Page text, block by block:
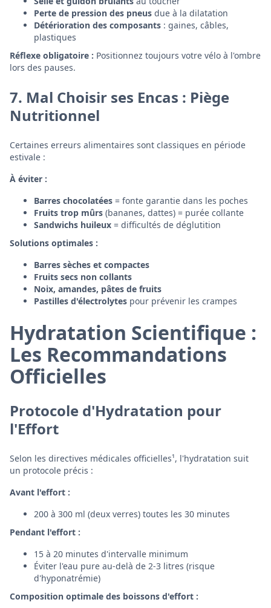
Perte de pression des pneus due à la dilatation
Détérioration des composants : gaines, câbles,
plastiques
Réflexe obligatoire : Positionnez toujours votre vélo à l'ombre
lors des pauses.
7. Mal Choisir ses Encas : Piège
Nutritionnel
Certaines erreurs alimentaires sont classiques en période
estivale :
À éviter :
Barres chocolatées = fonte garantie dans les poches
Fruits trop mûrs (bananes, dattes) = purée collante
Sandwichs huileux = difficultés de déglutition
Solutions optimales :
Barres sèches et compactes
Fruits secs non collants
Noix, amandes, pâtes de fruits
Pastilles d'électrolytes pour prévenir les crampes
Hydratation Scientifique :
Les Recommandations
Officielles
Protocole d'Hydratation pour
l'Effort
Selon les directives médicales officielles¹, l'hydratation suit
un protocole précis :
Avant l'effort :
200 à 300 ml (deux verres) toutes les 30 minutes
Pendant l'effort :
15 à 20 minutes d'intervalle minimum
Éviter l'eau pure au-delà de 2-3 litres (risque
d'hyponatrémie)
Composition optimale des boissons d'effort :